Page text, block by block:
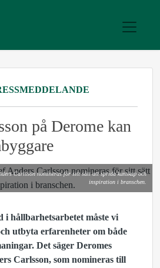
på Derome kan
Carlsson nomineras för sitt sätt att sprida kunskap och
inspiration i branschen.
i hållbarhetsarbetet måste vi
utbyta erfarenheter om både
Det säger Deromes
Carlsson, som nomineras till